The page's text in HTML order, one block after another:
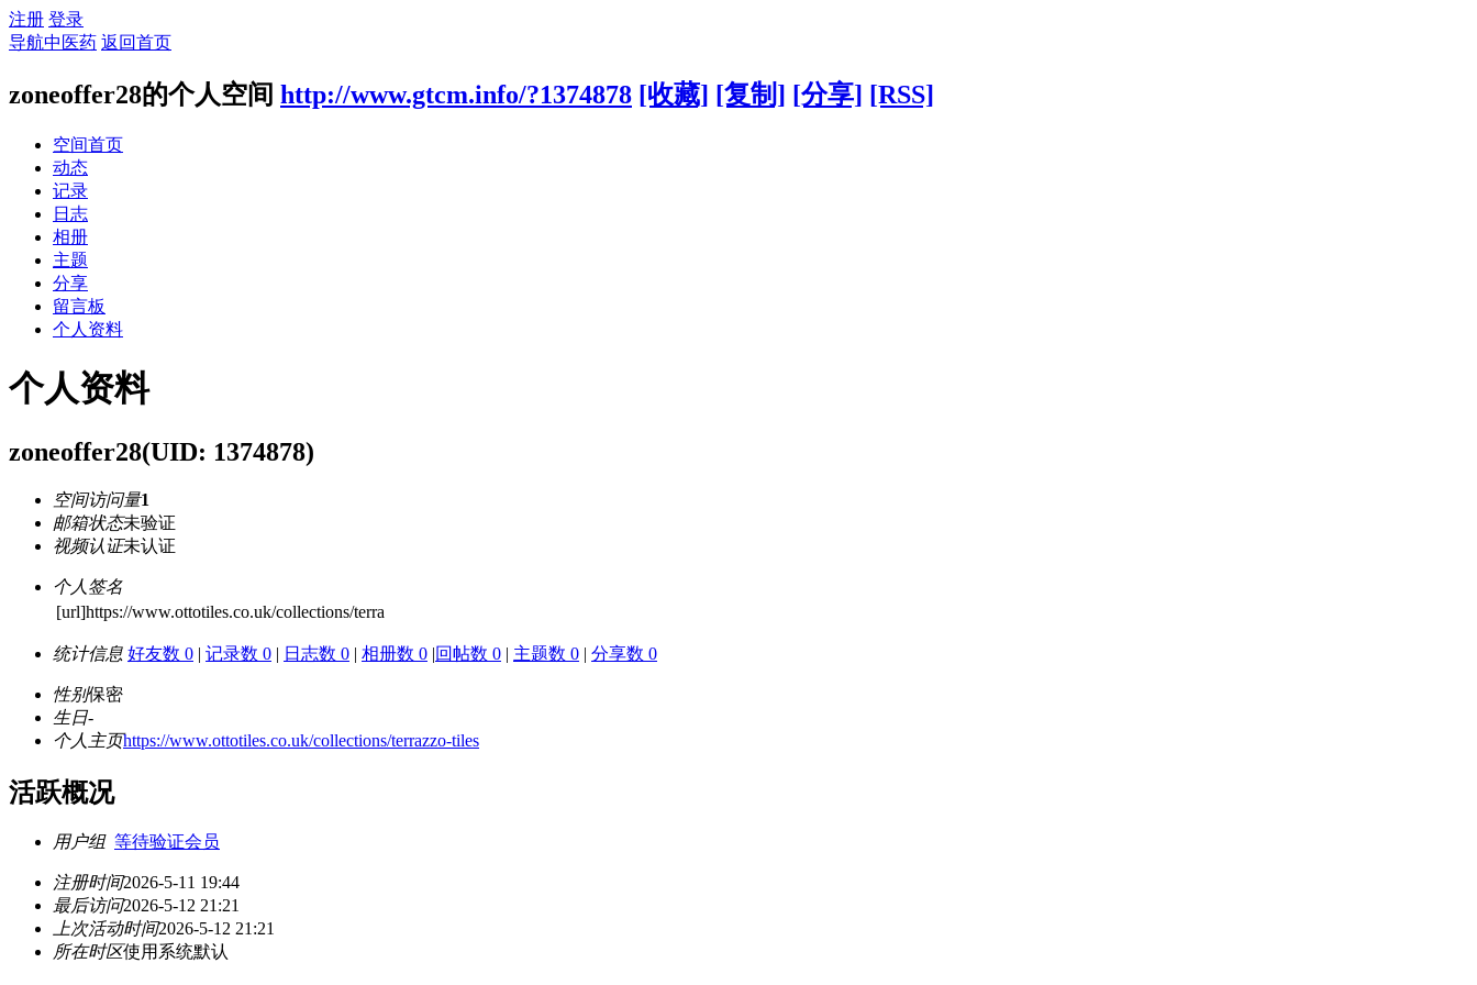
注册 登录
导航中医药 返回首页
zoneoffer28的个人空间 http://www.gtcm.info/?1374878 [收藏] [复制] [分享] [RSS]
空间首页
动态
记录
日志
相册
主题
分享
留言板
个人资料
个人资料
zoneoffer28(UID: 1374878)
空间访问量1
邮箱状态未验证
视频认证未认证
个人签名
[url]https://www.ottotiles.co.uk/collections/terra
统计信息 好友数 0 | 记录数 0 | 日志数 0 | 相册数 0 |回帖数 0 | 主题数 0 | 分享数 0
性别保密
生日-
个人主页https://www.ottotiles.co.uk/collections/terrazzo-tiles
活跃概况
用户组 等待验证会员
注册时间2026-5-11 19:44
最后访问2026-5-12 21:21
上次活动时间2026-5-12 21:21
所在时区使用系统默认